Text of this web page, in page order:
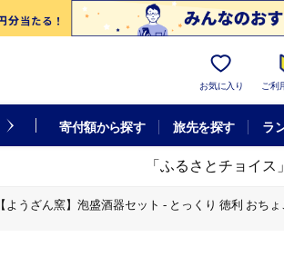
お気に入り ご利
寄付額から探す 旅先を探す ラ
「ふるさとチョイ
【ようざん窯】泡盛酒器セット - とっくり 徳利 おち